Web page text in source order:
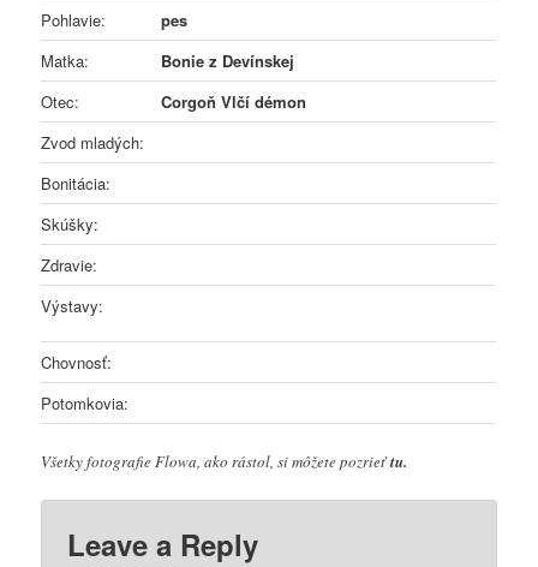
Pohlavie:
pes
Matka:
Bonie z Devínskej
Otec:
Corgoň Vlčí démon
Zvod mladých:
Bonitácia:
Skúšky:
Zdravie:
Výstavy:
Chovnosť:
Potomkovia:
Všetky fotografie Flowa, ako rástol, si môžete pozrieťtu.
Leave a Reply